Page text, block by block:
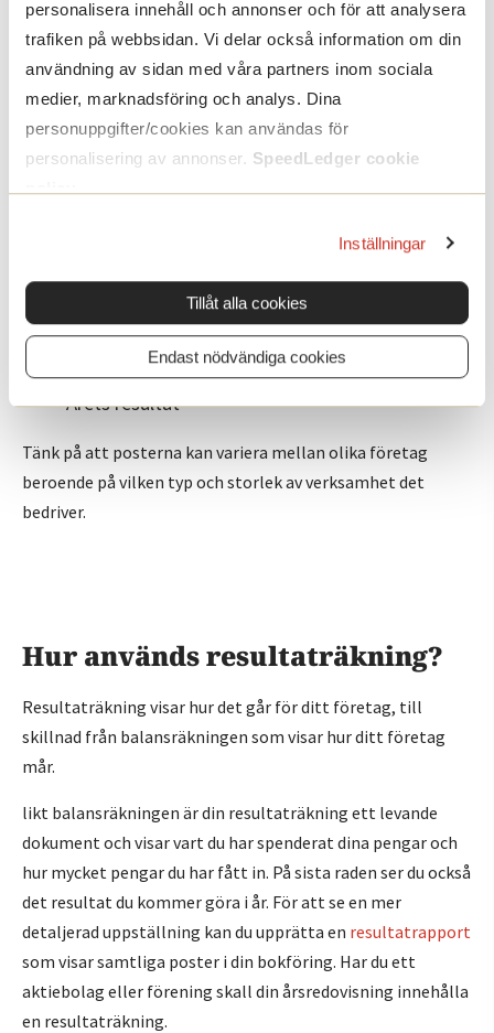
personalisera innehåll och annonser och för att analysera
trafiken på webbsidan. Vi delar också information om din
användning av sidan med våra partners inom sociala
medier, marknadsföring och analys. Dina
personuppgifter/cookies kan användas för
personalisering av annonser. SpeedLedger cookie
Inställningar
Tillåt alla cookies
Endast nödvändiga cookies
Dessa typer av kostnader har i princip alla företag. Utöver
kostnaderna bör man också sammanfatta resultat för
avskrivningar, kostnader för avskrivningar och resultat
efter avskrivningar. Här nedan finns en sammanfattning av
de vanligaste posterna och ordning:
Intäkter
Rörelseresultat ( rörelsens intäkter minus
rörelsens kostnader)
Resultat efter finansiella poster (finansiella
intäkterna minus de finansiella kostnaderna)
Skatt
Årets resultat
Tänk på att posterna kan variera mellan olika företag
beroende på vilken typ och storlek av verksamhet det
bedriver.
Hur används resultaträkning?
Resultaträkning visar hur det går för ditt företag, till
skillnad från balansräkningen som visar hur ditt företag
mår.
likt balansräkningen är din resultaträkning ett levande
dokument och visar vart du har spenderat dina pengar och
hur mycket pengar du har fått in. På sista raden ser du också
det resultat du kommer göra i år. För att se en mer
detaljerad uppställning kan du upprätta en resultatrapport
som visar samtliga poster i din bokföring. Har du ett
aktiebolag eller förening skall din årsredovisning innehålla
en resultaträkning.